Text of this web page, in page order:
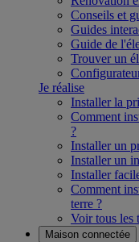
Conseils et
Guides
Guide de
Trouver un
Je réalise
Installer la
Comment
?
Installer un
Installer un
Installer
Comment
terre ?
Voir tous les
Maison connectée